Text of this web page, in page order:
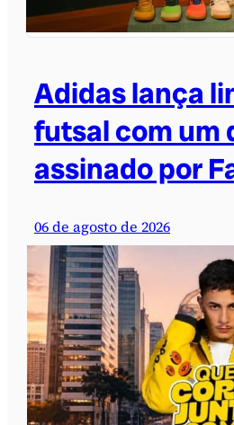
Adidas lança
futsal com um
assinado por
06 de agosto de 2026